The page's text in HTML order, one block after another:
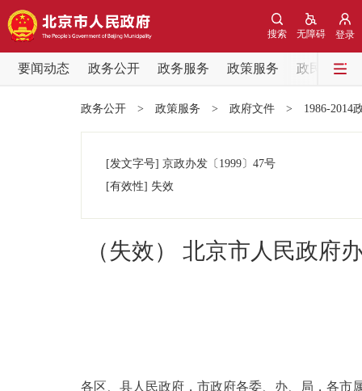
登录
无障碍
搜索
要闻动态 政务公开 政务服务 政策服务
政民互动
党中央精神
政务公开
政务公开 > 政策服务 > 政府文件 > 1986-2014
[发文字号] 京政办发 〔1999〕 47号
[有效性] 失效
（失效） 北京市人民政府
各区、县人民政府，市政府各委、办、局，各市